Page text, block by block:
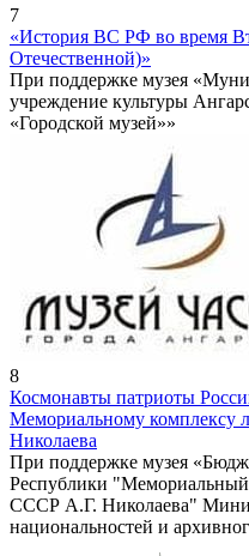
7
«История ВС РФ во время
Отечественной)»
При поддержке музея
учреждение культуры
«Городской музей»»
8
Космонавты патриоты
Мемориальному комплексу
Николаева
При поддержке музея
Республики "Мемориальный
СССР А.Г. Николаева"
национальностей и